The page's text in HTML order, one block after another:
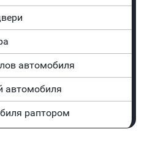
автомобиля
автомобиля
раптором